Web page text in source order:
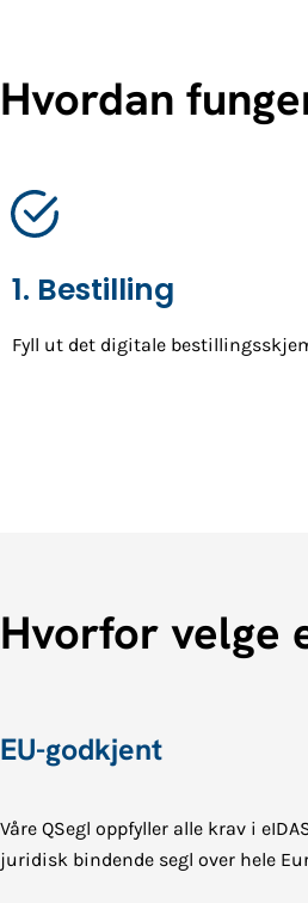
Hvordan
1. Bestilling
Fyll ut det digitale
Hvorfor velge
EU-godkjent
Våre QSegl oppfyller alle krav i
juridisk bindende segl over hele